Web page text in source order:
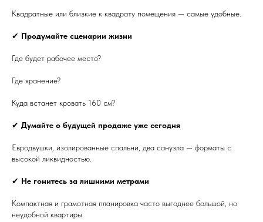
Квадратные или близкие к квадрату помещения — самые удобные.
✔ Продумайте сценарии жизни
Где будет рабочее место?
Где хранение?
Куда встанет кровать 160 см?
✔ Думайте о будущей продаже уже сегодня
Евродвушки, изолированные спальни, два санузла — форматы с
высокой ликвидностью.
✔ Не гонитесь за лишними метрами
Компактная и грамотная планировка часто выгоднее большой, но
неудобной квартиры.